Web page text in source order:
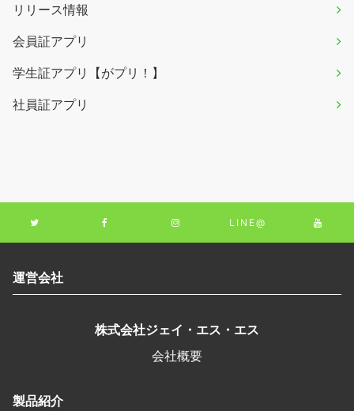
リリース情報
会員証アプリ
学生証アプリ【がプリ！】
社員証アプリ
LINE@
運営会社
株式会社ジェイ・エス・エス
会社概要
製品紹介